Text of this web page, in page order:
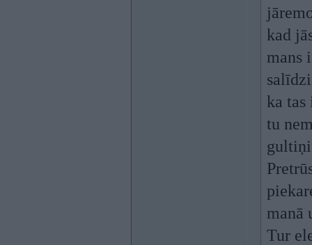
kad
mans
ka
tu
gultiņi
manā
Tur